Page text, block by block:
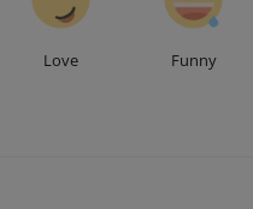
Love Funny